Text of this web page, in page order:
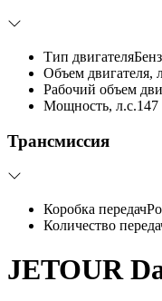
Тип двигателя
Объем двигателя,
Рабочий объем
Мощность, л.с.147
Трансмиссия
Коробка передач
Количество
JETOUR